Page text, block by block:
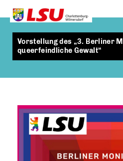
Vorstellung des „3. Berliner
queerfeindliche Gewalt“